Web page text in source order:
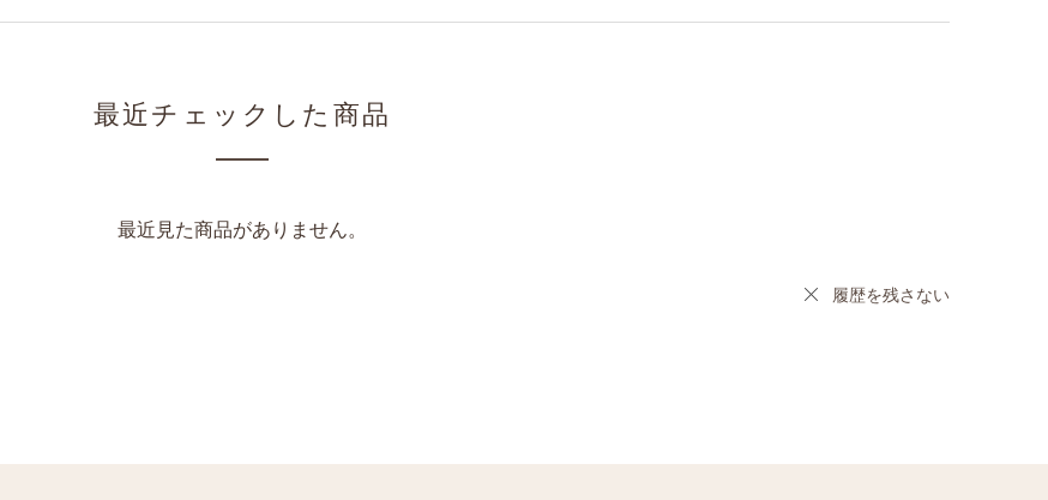
最近チェックした商品
最近見た商品がありません。
履歴を残さない